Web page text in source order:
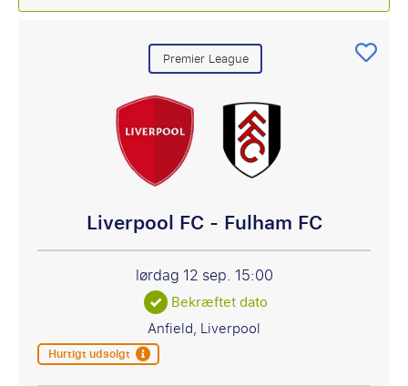
Premier League
Liverpool FC - Fulham FC
lørdag 12 sep. 15:00
Bekræftet dato
Anfield, Liverpool
Hurtigt udsolgt